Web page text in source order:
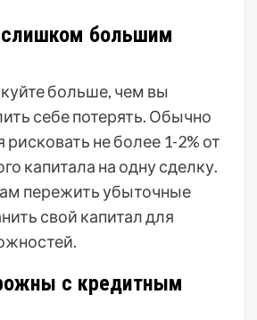
слишком большим
больше, чем вы
себе потерять. Обычно
не более 1-2% от
капитала на одну сделку.
пережить убыточные
свой капитал для
с кредитным